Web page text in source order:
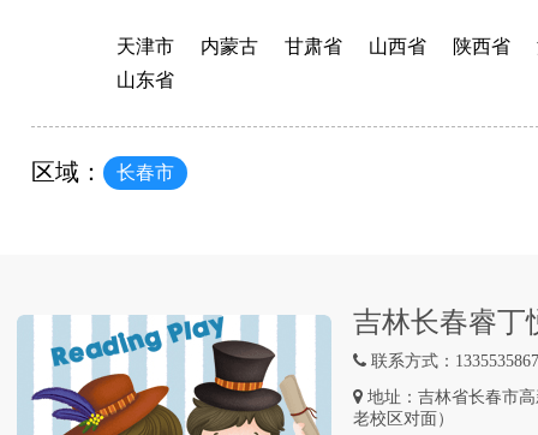
天津市 内蒙古 甘肃省 山西省 陕西省
山东省
区域： 长春市
吉林长春睿丁
联系方式：
地址：吉林省长春市
老校区对面）